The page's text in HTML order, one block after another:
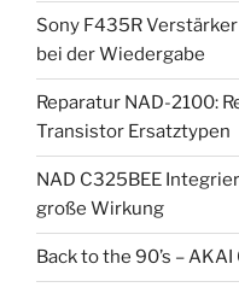
Sony F435R
bei der Wiedergabe
Reparatur NAD-2100:
Transistor Ersatztypen
NAD C325BEE
große Wirkung
Back to the 90’s – AKAI